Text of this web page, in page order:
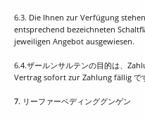
6.3. Die Ihnen zur Verfügung
entsprechend bezeichneten
jeweiligen Angebot ausgewiesen.
6.4.ザールンサルテンの目的は、
Vertrag sofort zur Zahlung fällig で
7. リーファーベディンググンゲン